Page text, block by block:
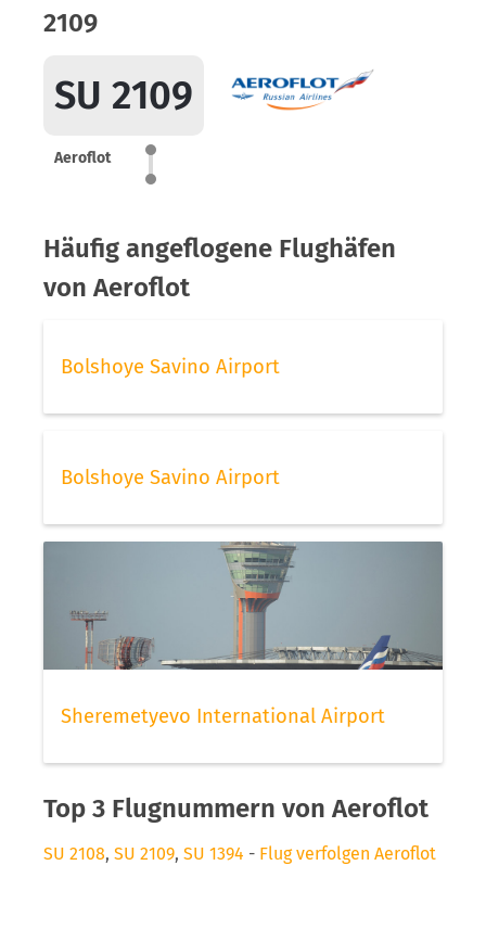
2109
SU 2109
Aeroflot
Häufig angeflogene Flughäfen
von Aeroflot
Bolshoye Savino Airport
Bolshoye Savino Airport
Sheremetyevo International Airport
Top 3 Flugnummern von Aeroflot
SU 2108, SU 2109, SU 1394 - Flug verfolgen Aeroflot